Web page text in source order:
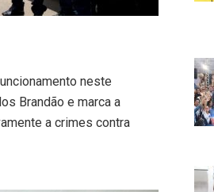
neste
Brandão e marca a
a crimes contra